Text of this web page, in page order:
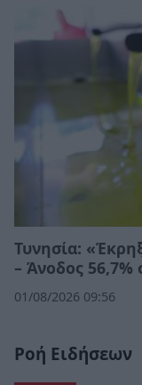
Τυνησία:
– Άνοδος 56,7%
01/08/2026 09:56
Ροή Ειδήσεων